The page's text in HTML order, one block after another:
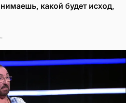
какой будет исход,